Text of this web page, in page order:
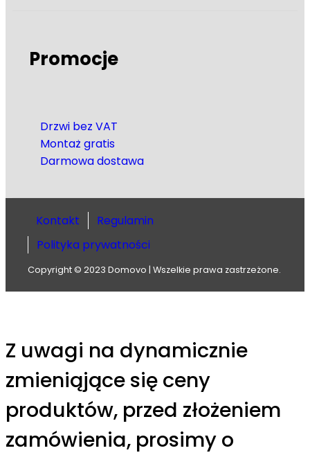
Promocje
Drzwi bez VAT
Montaż gratis
Darmowa dostawa
Kontakt
Regulamin
Polityka prywatności
Copyright © 2023 Domovo | Wszelkie prawa zastrzeżone.
Z uwagi na dynamicznie
zmieniąjące się ceny
produktów, przed złożeniem
zamówienia, prosimy o